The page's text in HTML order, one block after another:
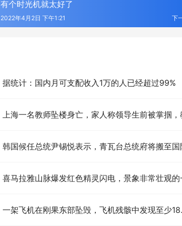
有个时光机就太好了
下
2022年4月2日 下午1:21
据统计：国内月可支配收入1万的人已经超过99%
上海一名教师坠楼身亡，家人称领导生前被掌掴，教育局
韩国候任总统尹锡悦表示，青瓦台总统府将搬至国防部
喜马拉雅山脉爆发红色精灵闪电，景象非常壮观的一幕：专家揭示它是
一架飞机在刚果东部坠毁，飞机残骸中发现至少18人死亡